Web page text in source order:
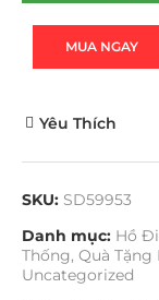
MUA NGAY
Yêu Thích
SKU: SD59953
Danh mục: Hồ
Thống, Quà Tặng
Uncategorized